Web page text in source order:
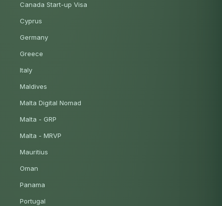
Canada Start-up Visa
Cyprus
Germany
Greece
Italy
Maldives
Malta Digital Nomad
Malta - GRP
Malta - MRVP
Mauritius
Oman
Panama
Portugal